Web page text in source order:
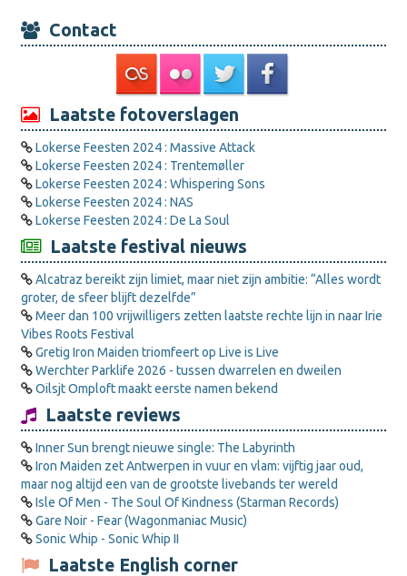
Contact
Laatste fotoverslagen
Lokerse Feesten 2024 : Massive Attack
Lokerse Feesten 2024 : Trentemøller
Lokerse Feesten 2024 : Whispering Sons
Lokerse Feesten 2024 : NAS
Lokerse Feesten 2024 : De La Soul
Laatste festival nieuws
Alcatraz bereikt zijn limiet, maar niet zijn ambitie: “Alles wordt
groter, de sfeer blijft dezelfde”
Meer dan 100 vrijwilligers zetten laatste rechte lijn in naar Irie
Vibes Roots Festival
Gretig Iron Maiden triomfeert op Live is Live
Werchter Parklife 2026 - tussen dwarrelen en dweilen
Oilsjt Omploft maakt eerste namen bekend
Laatste reviews
Inner Sun brengt nieuwe single: The Labyrinth
Iron Maiden zet Antwerpen in vuur en vlam: vijftig jaar oud,
maar nog altijd een van de grootste livebands ter wereld
Isle Of Men - The Soul Of Kindness (Starman Records)
Gare Noir - Fear (Wagonmaniac Music)
Sonic Whip - Sonic Whip II
Laatste English corner